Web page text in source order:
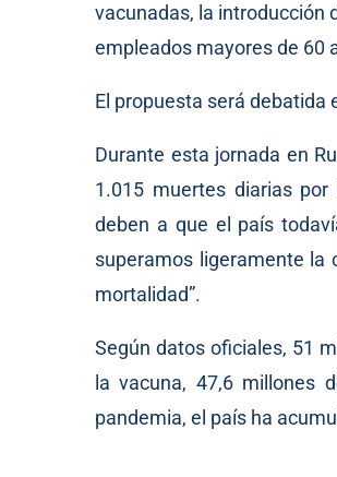
vacunadas, la introducción
empleados mayores de 60
El propuesta será debatida
Durante esta jornada en
1.015 muertes diarias
deben a que el país
superamos ligeramente la
mortalidad”.
Según datos oficiales, 51
la vacuna, 47,6 millones
pandemia, el país ha